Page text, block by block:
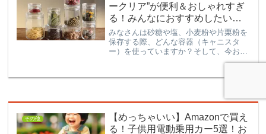
ークリア”が便利＆おしゃれすぎ
る！みんなにおすすめしたい保
存容器！
みなさんは砂糖や塩、小麦粉や片栗粉を
保存する際、どんな容器（キャニスタ
ー）を使っていますか？そして、今お使
いの容器に満足していますか？この記事
ないかな」と思っているのでは無いでし
タイリッシュな保存容器をご紹介したい
その他
【めっちゃいい】Amazonで買え
る！子供用電動乗用カー5選！お